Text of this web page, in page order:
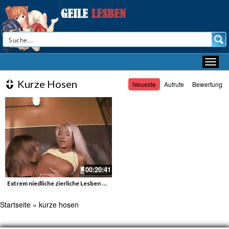
Kurze Hosen Neueste Aufrufe Bewertung
00:20:41
Extrem niedliche zierliche Lesben mit einem Strapon
Startseite » kurze hosen